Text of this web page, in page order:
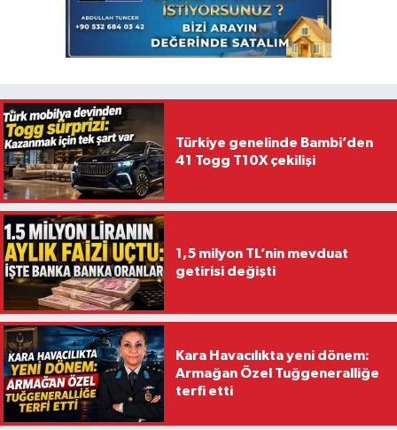
Türkiye genelinde Bambi’den
41 Togg T10X çekilişi
1,5 milyon TL’nin mevduat
getirisi değişti
Kara Havacılıkta yeni dönem:
Armağan Özel Tuğgeneralliğe
terfi etti